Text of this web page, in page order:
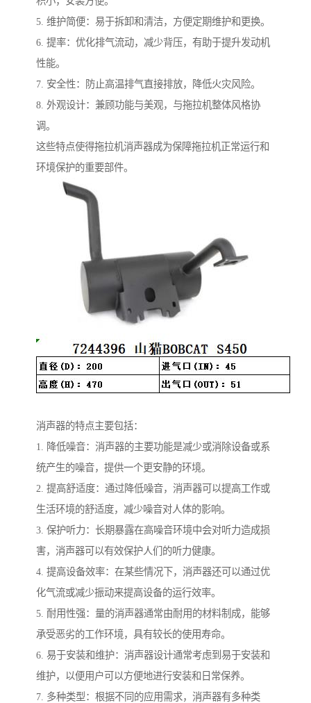
5. 维护简便：易于拆卸和清洁，方便定期维护和更换。
6. 提率：优化排气流动，减少背压，有助于提升发动机
性能。
7. 安全性：防止高温排气直接排放，降低火灾风险。
8. 外观设计：兼顾功能与美观，与拖拉机整体风格协
调。
这些特点使得拖拉机消声器成为保障拖拉机正常运行和
环境保护的重要部件。
消声器的特点主要包括：
1. 降低噪音：消声器的主要功能是减少或消除设备或系
统产生的噪音，提供一个更安静的环境。
2. 提高舒适度：通过降低噪音，消声器可以提高工作或
生活环境的舒适度，减少噪音对人体的影响。
3. 保护听力：长期暴露在高噪音环境中会对听力造成损
害，消声器可以有效保护人们的听力健康。
4. 提高设备效率：在某些情况下，消声器还可以通过优
化气流或减少振动来提高设备的运行效率。
5. 耐用性强：量的消声器通常由耐用的材料制成，能够
承受恶劣的工作环境，具有较长的使用寿命。
6. 易于安装和维护：消声器设计通常考虑到易于安装和
维护，以便用户可以方便地进行安装和日常保养。
7. 多种类型：根据不同的应用需求，消声器有多种类